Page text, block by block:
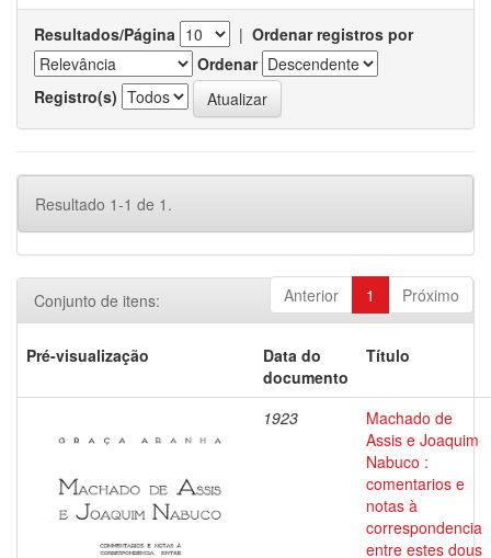
Resultados/Página | Ordenar registros por
Ordenar
Registro(s)
Resultado 1-1 de 1.
Anterior 1 Próximo
Conjunto de itens:
Pré-visualização
Data do
documento
Título
1923
Machado de
Assis e Joaquim
Nabuco :
comentarios e
notas à
correspondencia
entre estes dous